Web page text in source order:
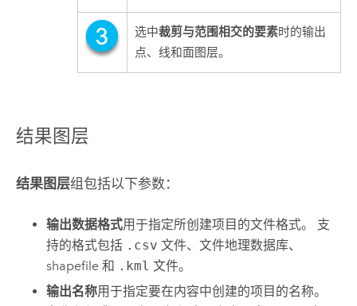
选中裁剪与范围相交的要素时的输出
点、线和面图层。
结果图层
结果图层组包括以下参数：
输出数据格式用于指定所创建项目的文件格式。 支
持的格式包括 .csv 文件、文件地理数据库、
shapefile 和 .kml 文件。
输出名称用于指定要在内容中创建的项目的名称。